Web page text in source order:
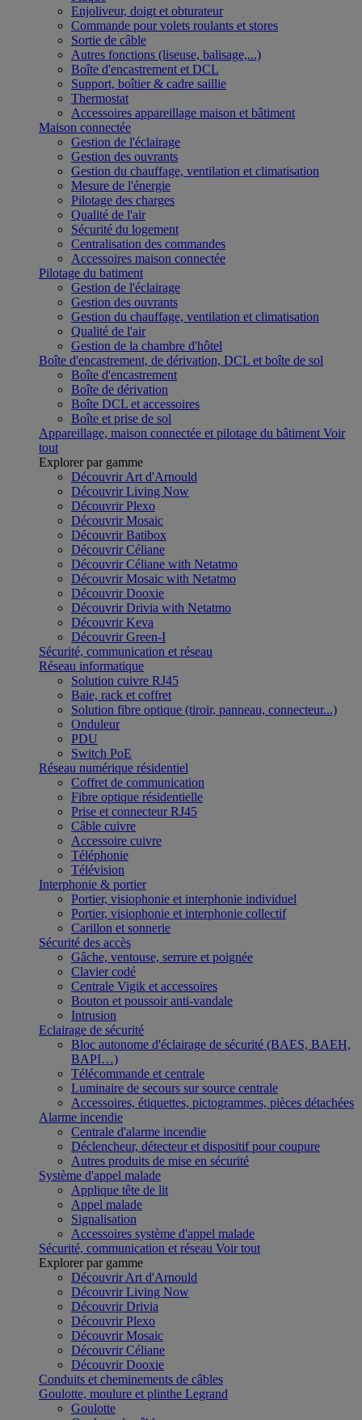
Enjoliveur, doigt et obturateur
Commande pour volets roulants et stores
Sortie de câble
Autres fonctions (liseuse, balisage,...)
Boîte d'encastrement et DCL
Support, boîtier & cadre saillie
Thermostat
Accessoires appareillage maison et bâtiment
Maison connectée
Gestion de l'éclairage
Gestion des ouvrants
Gestion du chauffage, ventilation et climatisation
Mesure de l'énergie
Pilotage des charges
Qualité de l'air
Sécurité du logement
Centralisation des commandes
Accessoires maison connectée
Pilotage du batiment
Gestion de l'éclairage
Gestion des ouvrants
Gestion du chauffage, ventilation et climatisation
Qualité de l'air
Gestion de la chambre d'hôtel
Boîte d'encastrement, de dérivation, DCL et boîte de sol
Boîte d'encastrement
Boîte de dérivation
Boîte DCL et accessoires
Boîte et prise de sol
Appareillage, maison connectée et pilotage du bâtiment Voir
tout
Explorer par gamme
Découvrir Art d'Arnould
Découvrir Living Now
Découvrir Plexo
Découvrir Mosaic
Découvrir Batibox
Découvrir Céliane
Découvrir Céliane with Netatmo
Découvrir Mosaic with Netatmo
Découvrir Dooxie
Découvrir Drivia with Netatmo
Découvrir Keva
Découvrir Green-I
Sécurité, communication et réseau
Réseau informatique
Solution cuivre RJ45
Baie, rack et coffret
Solution fibre optique (tiroir, panneau, connecteur...)
Onduleur
PDU
Switch PoE
Réseau numérique résidentiel
Coffret de communication
Fibre optique résidentielle
Prise et connecteur RJ45
Câble cuivre
Accessoire cuivre
Téléphonie
Télévision
Interphonie & portier
Portier, visiophonie et interphonie individuel
Portier, visiophonie et interphonie collectif
Carillon et sonnerie
Sécurité des accès
Gâche, ventouse, serrure et poignée
Clavier codé
Centrale Vigik et accessoires
Bouton et poussoir anti-vandale
Intrusion
Eclairage de sécurité
Bloc autonome d'éclairage de sécurité (BAES, BAEH,
BAPI…)
Télécommande et centrale
Luminaire de secours sur source centrale
Accessoires, étiquettes, pictogrammes, pièces détachées
Alarme incendie
Centrale d'alarme incendie
Déclencheur, détecteur et dispositif pour coupure
Autres produits de mise en sécurité
Système d'appel malade
Applique tête de lit
Appel malade
Signalisation
Accessoires système d'appel malade
Sécurité, communication et réseau Voir tout
Explorer par gamme
Découvrir Art d'Arnould
Découvrir Living Now
Découvrir Drivia
Découvrir Plexo
Découvrir Mosaic
Découvrir Céliane
Découvrir Dooxie
Conduits et cheminements de câbles
Goulotte, moulure et plinthe Legrand
Goulotte